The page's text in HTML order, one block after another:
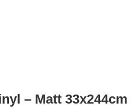
– Matt 33x244cm